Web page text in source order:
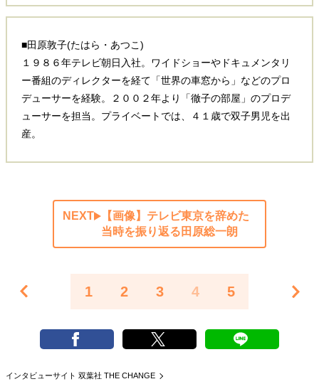
■田原敦子(たはら・あつこ)
１９８６年テレビ朝日入社。ワイドショーやドキュメンタリ
ー番組のディレクターを経て「世界の車窓から」などのプロ
デューサーを経験。２００２年より「徹子の部屋」のプロデ
ューサーを担当。プライベートでは、４１歳で双子男児を出
産。
NEXT
【画像】テレビ東京を辞めた
当時を振り返る田原総一朗
1 2 3 4 5
インタビューサイト 双葉社 THE CHANGE